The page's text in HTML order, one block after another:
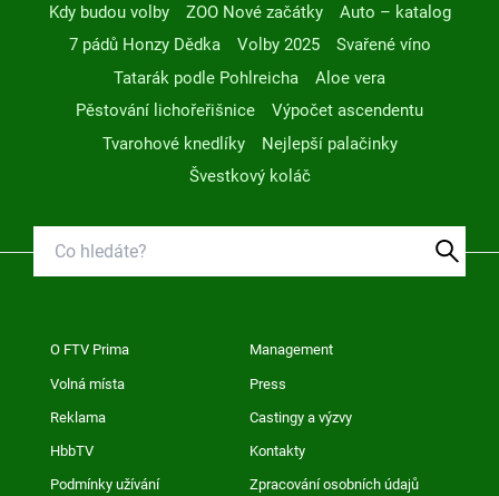
Kdy budou volby
ZOO Nové začátky
Auto – katalog
7 pádů Honzy Dědka
Volby 2025
Svařené víno
Tatarák podle Pohlreicha
Aloe vera
Pěstování lichořeřišnice
Výpočet ascendentu
Tvarohové knedlíky
Nejlepší palačinky
Švestkový koláč
O FTV Prima Management
Volná místa Press
Reklama Castingy a výzvy
HbbTV Kontakty
Podmínky užívání Zpracování osobních údajů